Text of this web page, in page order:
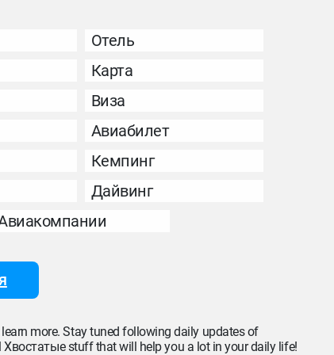
Отель
Карта
Виза
Авиабилет
Кемпинг
Дайвинг
more. Stay tuned following daily updates of
Хвостатые stuff that will help you a lot in your daily life!